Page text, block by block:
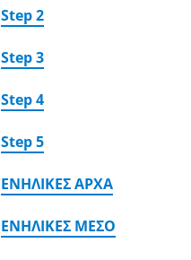
Step 2
Step 3
Step 4
Step 5
ΕΝΗΛΙΚΕΣ ΑΡΧΑ
ΕΝΗΛΙΚΕΣ ΜΕΣΟ